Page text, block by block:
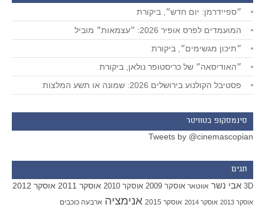
״ספיידרמן: יום חדש״, ביקורת
המועמדים לפרס אופיר 2026: ״עצמאות״ מוביל
״תיכון מגשימים״, ביקורת
״האודיסאה״ של כריסטופר נולאן, ביקורת
פסטיבל הקולנוע בירושלים 2026: שמונה או תשע המלצות
סינמסקופ בטוויטר
Tweets by @cinemascopian
תגים
3D אבי נשר אווטאר אוסקר 2009 אוסקר 2010 אוסקר 2011 אוסקר 2012
אוסקר 2013 אוסקר 2014 אוסקר 2015 אנימציה ארבעה כוכבים